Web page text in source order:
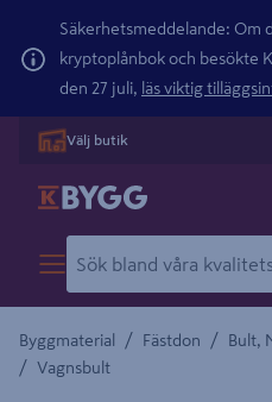
Säkerhetsmeddelande: Om
kryptoplånbok och besökte
den 27 juli, läs viktig
Välj butik
Byggmaterial / Fästdon / Bult,
/ Vagnsbult